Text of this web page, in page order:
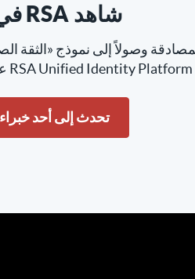
شاهد RSA في العمل
تحدث إلى أحد خبراء